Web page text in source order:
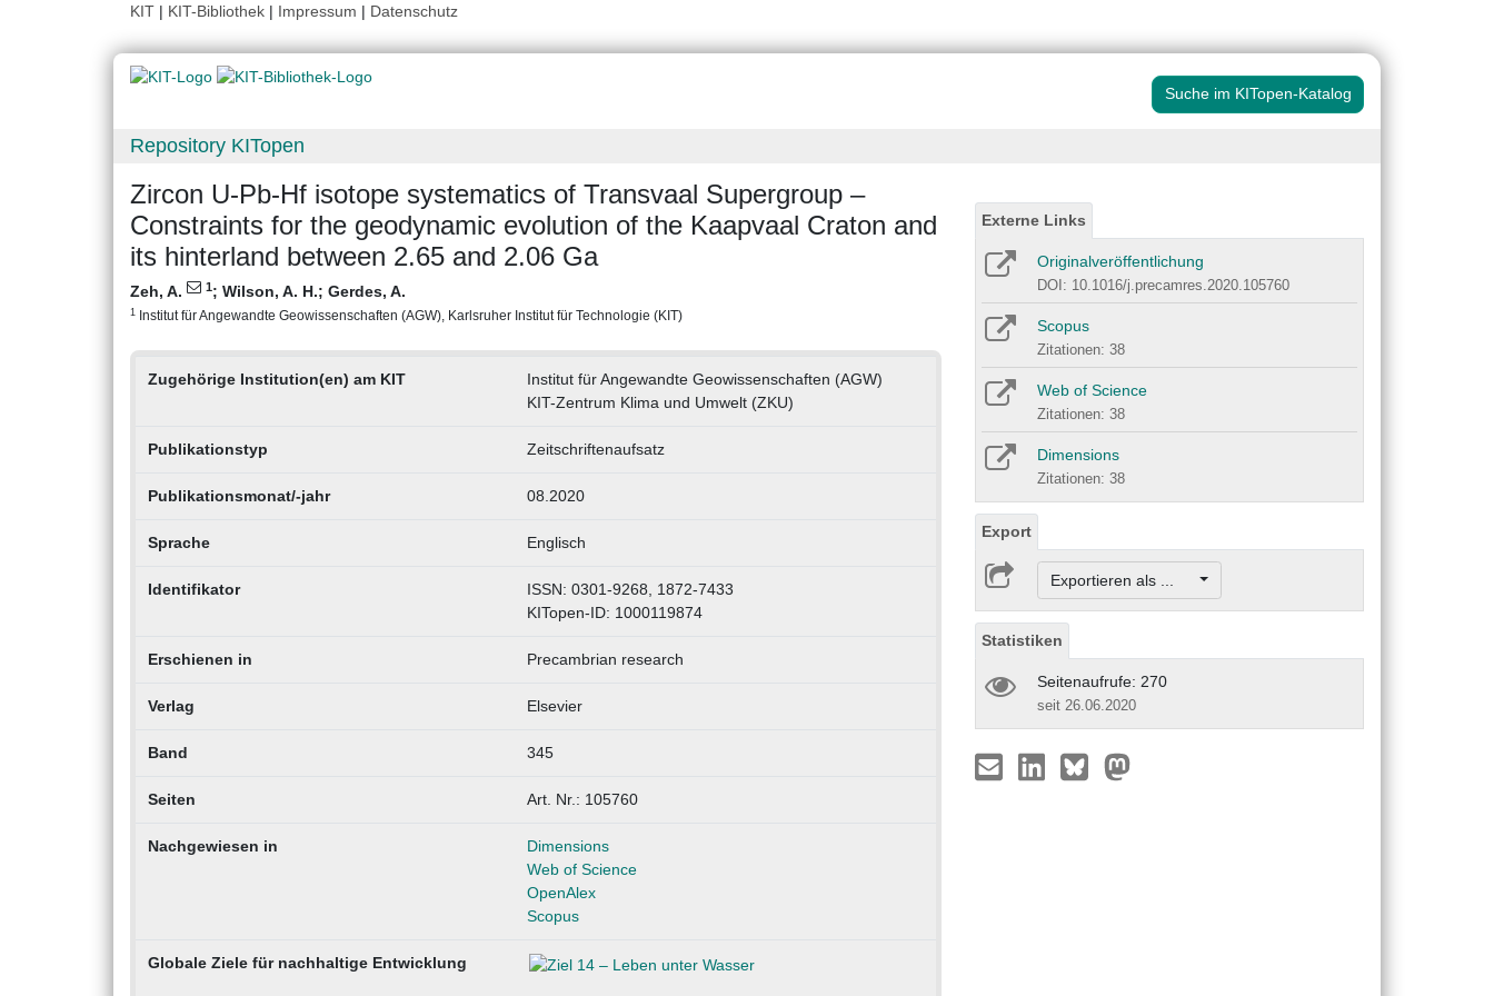
KIT | KIT-Bibliothek | Impressum | Datenschutz
Suche im KITopen-Katalog
Repository KITopen
Zircon U-Pb-Hf isotope systematics of Transvaal Supergroup –
Constraints for the geodynamic evolution of the Kaapvaal Craton and
its hinterland between 2.65 and 2.06 Ga
Zeh, A. 1; Wilson, A. H.; Gerdes, A.
1 Institut für Angewandte Geowissenschaften (AGW), Karlsruher Institut für Technologie (KIT)
Zugehörige Institution(en) am KIT
Institut für Angewandte Geowissenschaften (AGW)
KIT-Zentrum Klima und Umwelt (ZKU)
Publikationstyp Zeitschriftenaufsatz
Publikationsmonat/-jahr 08.2020
Sprache Englisch
Identifikator
ISSN: 0301-9268, 1872-7433
KITopen-ID: 1000119874
Erschienen in Precambrian research
Verlag Elsevier
Band 345
Seiten Art. Nr.: 105760
Nachgewiesen in
Dimensions
Web of Science
OpenAlex
Scopus
Globale Ziele für nachhaltige Entwicklung
Externe Links
Originalveröffentlichung
DOI: 10.1016/j.precamres.2020.105760
Scopus
Zitationen: 38
Web of Science
Zitationen: 38
Dimensions
Zitationen: 38
Export
Exportieren als ...
Statistiken
Seitenaufrufe: 270
seit 26.06.2020